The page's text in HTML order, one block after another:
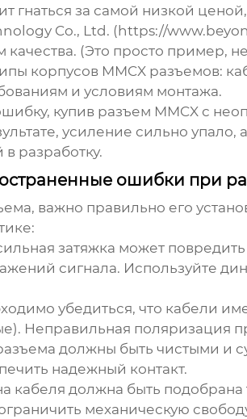
гнаться за самой низкой
Co., Ltd. (https://
(Это просто пример,
корпусов MMCX разъемов:
и условиям монтажа.
купив разъем MMCXс
усиление сильно
разработку.
ошибки при
важно правильно его
затяжка может
сигнала. Используйте
убедиться, что кабели
Неправильная поляризация
должны быть чистыми и
надежный контакт.
кабеля должна быть
механическую